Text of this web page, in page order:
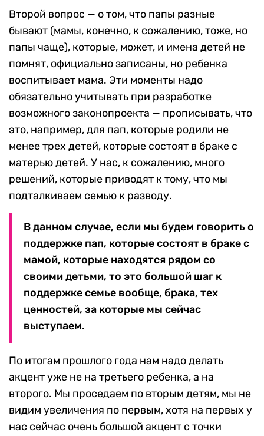
Второй вопрос — о том, что папы разные
бывают (мамы, конечно, к сожалению, тоже, но
папы чаще), которые, может, и имена детей не
помнят, официально записаны, но ребенка
воспитывает мама. Эти моменты надо
обязательно учитывать при разработке
возможного законопроекта — прописывать, что
это, например, для пап, которые родили не
менее трех детей, которые состоят в браке с
матерью детей. У нас, к сожалению, много
решений, которые приводят к тому, что мы
подталкиваем семью к разводу.
В данном случае, если мы будем говорить о
поддержке пап, которые состоят в браке с
мамой, которые находятся рядом со
своими детьми, то это большой шаг к
поддержке семье вообще, брака, тех
ценностей, за которые мы сейчас
выступаем.
По итогам прошлого года нам надо делать
акцент уже не на третьего ребенка, а на
второго. Мы проседаем по вторым детям, мы не
видим увеличения по первым, хотя на первых у
нас сейчас очень большой акцент с точки